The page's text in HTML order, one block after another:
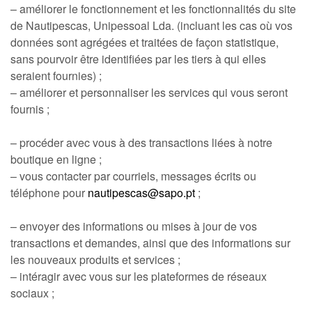
– améliorer le fonctionnement et les fonctionnalités du site
de Nautipescas, Unipessoal Lda. (incluant les cas où vos
données sont agrégées et traitées de façon statistique,
sans pourvoir être identifiées par les tiers à qui elles
seraient fournies) ;
– améliorer et personnaliser les services qui vous seront
fournis ;
– procéder avec vous à des transactions liées à notre
boutique en ligne ;
– vous contacter par courriels, messages écrits ou
téléphone pour nautipescas@sapo.pt ;
– envoyer des informations ou mises à jour de vos
transactions et demandes, ainsi que des informations sur
les nouveaux produits et services ;
– intéragir avec vous sur les plateformes de réseaux
sociaux ;